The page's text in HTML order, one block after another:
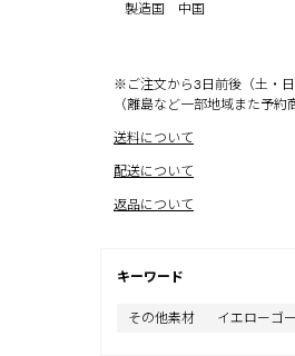
製造国 中国
※ご注文から3日前後（土・
（離島など一部地域また予約
送料について
配送について
返品について
キーワード
その他素材 イエローゴ